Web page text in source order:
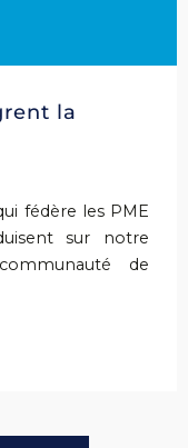
la
fédère les PME
sur notre
de